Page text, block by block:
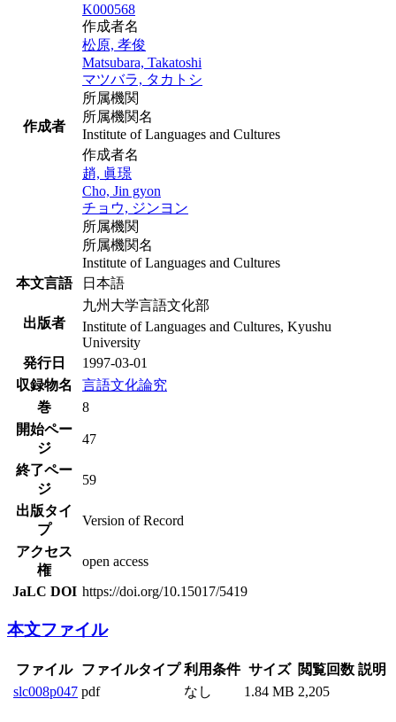
作成者
K000568
作成者名
松原, 孝俊
Matsubara, Takatoshi
マツバラ, タカトシ
所属機関
所属機関名
Institute of Languages and Cultures
作成者名
趙, 眞璟
Cho, Jin gyon
チョウ, ジンヨン
所属機関
所属機関名
Institute of Languages and Cultures
本文言語
日本語
出版者
九州大学言語文化部
Institute of Languages and Cultures, Kyushu
University
発行日
1997-03-01
収録物名
言語文化論究
巻
8
開始ペー
ジ
47
終了ペー
ジ
59
出版タイ
プ
Version of Record
アクセス
権
open access
JaLC DOI https://doi.org/10.15017/5419
本文ファイル
ファイル ファイルタイプ 利用条件 サイズ 閲覧回数 説明
slc008p047 pdf なし 1.84 MB 2,205